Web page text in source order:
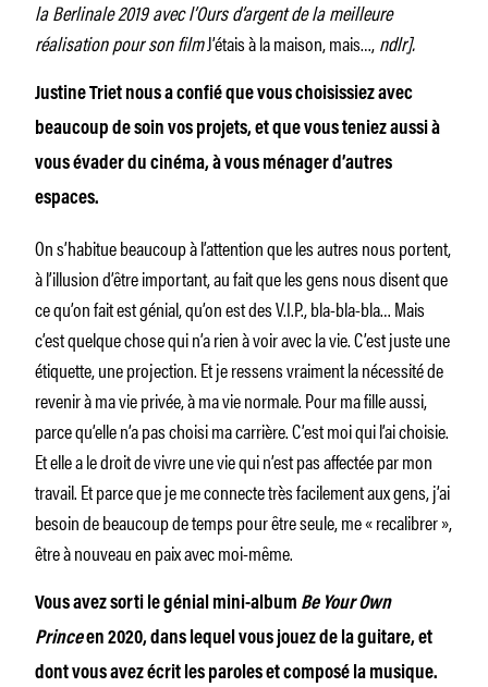
la Berlinale 2019 avec l’Ours d’argent de la meilleure
réalisation pour son filmJ’étais à la maison, mais…,ndlr].
Justine Triet nous a confié que vous choisissiez avec
beaucoup de soin vos projets, et que vous teniez aussi à
vous évader du cinéma, à vous ménager d’autres
espaces.
On s’habitue beaucoup à l’attention que les autres nous portent,
à l’illusion d’être important, au fait que les gens nous disent que
ce qu’on fait est génial, qu’on est des V.I.P., bla-bla-bla… Mais
c’est quelque chose qui n’a rien à voir avec la vie. C’est juste une
étiquette, une projection. Et je ressens vraiment la nécessité de
revenir à ma vie privée, à ma vie normale. Pour ma fille aussi,
parce qu’elle n’a pas choisi ma carrière. C’est moi qui l’ai choisie.
Et elle a le droit de vivre une vie qui n’est pas affectée par mon
travail. Et parce que je me connecte très facilement aux gens, j’ai
besoin de beaucoup de temps pour être seule, me « recalibrer »,
être à nouveau en paix avec moi-même.
Vous avez sorti le génial mini-album Be Your Own
Princeen 2020, dans lequel vous jouez de la guitare, et
dont vous avez écrit les paroles et composé la musique.